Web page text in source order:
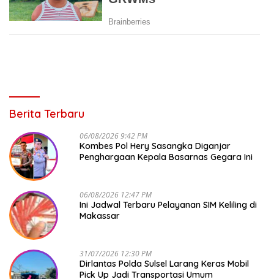
Berita Terbaru
06/08/2026 9:42 PM
Kombes Pol Hery Sasangka Diganjar
Penghargaan Kepala Basarnas Gegara Ini
06/08/2026 12:47 PM
Ini Jadwal Terbaru Pelayanan SIM Keliling di
Makassar
31/07/2026 12:30 PM
Dirlantas Polda Sulsel Larang Keras Mobil
Pick Up Jadi Transportasi Umum